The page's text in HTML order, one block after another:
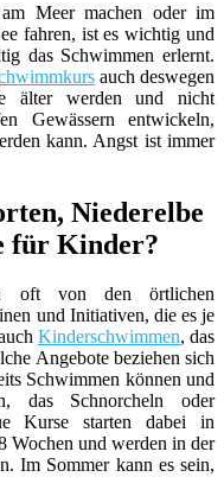
Meer machen oder im
fahren, ist es wichtig und
das Schwimmen erlernt.
auch deswegen
älter werden und nicht
Gewässern entwickeln,
kann. Angst ist immer
Niederelbe
für Kinder?
oft von den örtlichen
und Initiativen, die es je
Kinderschwimmen, das
Angebote beziehen sich
Schwimmen können und
das Schnorcheln oder
Kurse starten dabei in
Wochen und werden in der
Im Sommer kann es sein,